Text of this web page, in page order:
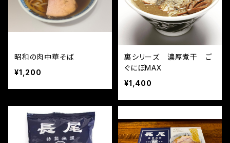
昭和の肉中華そば
¥1,200
裏シリーズ 濃厚煮干 ご
ぐにぼMAX
¥1,400